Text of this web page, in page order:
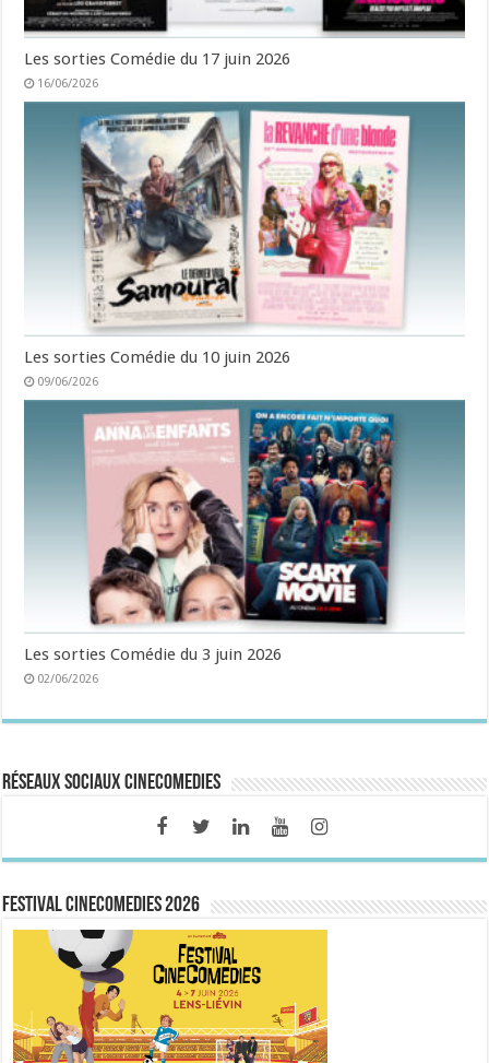
Les sorties Comédie du 17 juin 2026
16/06/2026
Les sorties Comédie du 10 juin 2026
09/06/2026
Les sorties Comédie du 3 juin 2026
02/06/2026
Réseaux sociaux CineComedies
FESTIVAL CINECOMEDIES 2026